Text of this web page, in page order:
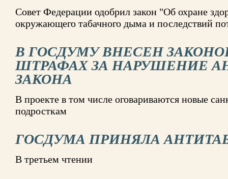
Совет Федерации одобрил закон "Об охране
окружающего табачного дыма и последствий
В ГОСДУМУ ВНЕСЕН
ШТРАФАХ ЗА НАРУШЕНИЕ
ЗАКОНА
В проекте в том числе оговариваются новые
подросткам
ГОСДУМА ПРИНЯЛА
В третьем чтении